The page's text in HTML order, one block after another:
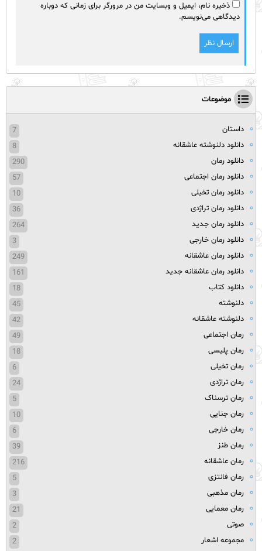
ذخیره نام، ایمیل و وبسایت من در مرورگر برای زمانی که دوباره
دیدگاهی می‌نویسم.
موضوعات
داستان
7
دانلود دلنوشته عاشقانه
8
دانلود رمان
290
دانلود رمان اجتماعی
57
دانلود رمان تخیلی
10
دانلود رمان تراژدی
36
دانلود رمان جدید
264
دانلود رمان خارجی
3
دانلود رمان عاشقانه
249
دانلود رمان عاشقانه جدید
161
دانلود کتاب
18
دلنوشته
45
دلنوشته عاشقانه
42
رمان اجتماعی
49
رمان پلیسی
18
رمان تخیلی
6
رمان تراژدی
24
رمان ترسناک
5
رمان جنایی
10
رمان خارجی
6
رمان طنز
39
رمان عاشقانه
216
رمان فانتزی
5
رمان مذهبی
3
رمان معمایی
21
صوتی
2
مجموعه اشعار
2